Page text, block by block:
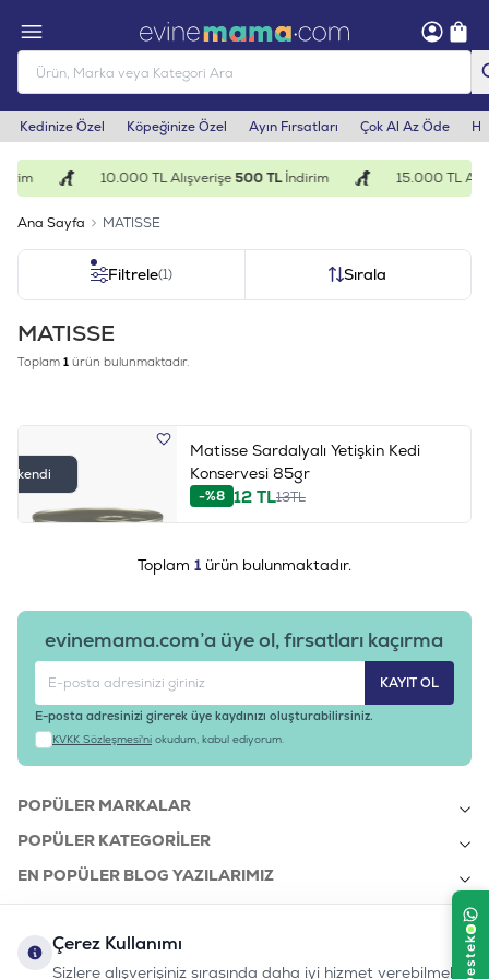
Kedinize Özel Köpeğinize Özel Ayın Fırsatları Çok Al Az Öde
10.000 TL Alışverişe500 TLİndirim 15.000 TL
Ana Sayfa MATISSE
Filtrele(1) Sırala
MATISSE
Toplam 1 ürün bulunmaktadır.
Tükendi
Matisse Sardalyalı Yetişkin Kedi
Konservesi 85gr
-%8 12TL13TL
Toplam 1 ürün bulunmaktadır.
evinemama.com’a üye ol, fırsatları kaçırma
KAYIT OL
E-posta adresinizi girerek üye kaydınızı oluşturabilirsiniz.
KVKK Sözleşmesi'ni okudum, kabul ediyorum.
POPÜLER MARKALAR
POPÜLER KATEGORILER
EN POPÜLER BLOG YAZILARIMIZ
KURUMSAL
Çerez Kullanımı
Sizlere alışverişiniz sırasında daha iyi hizmet verebilmek